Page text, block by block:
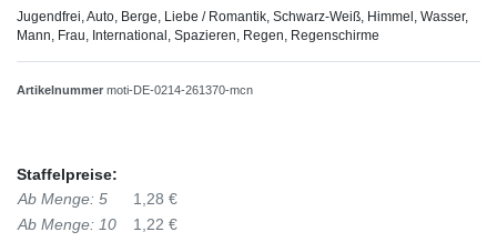
Jugendfrei, Auto, Berge, Liebe / Romantik, Schwarz-Weiß, Himmel, Wasser,
Mann, Frau, International, Spazieren, Regen, Regenschirme
Artikelnummer moti-DE-0214-261370-mcn
Staffelpreise:
Ab Menge: 5
1,28 €
Ab Menge: 10
1,22 €